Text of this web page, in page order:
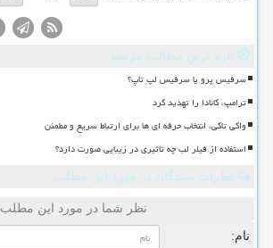
تازه ترین مطالب مرتبط
سرفیس پرو یا سرفیس لپ تاپ؟
ترامپ، کانادا را تهدید کرد
واکی تاکی، انتخاب حرفه ای ها برای ارتباط سریع و مطمئن
استفاده از فیلر لب چه تاثیری در زیبایی صورت دارد؟
نظرات بینندگان در مورد این مطلب
نظر شما در مورد این مطلب
نام: